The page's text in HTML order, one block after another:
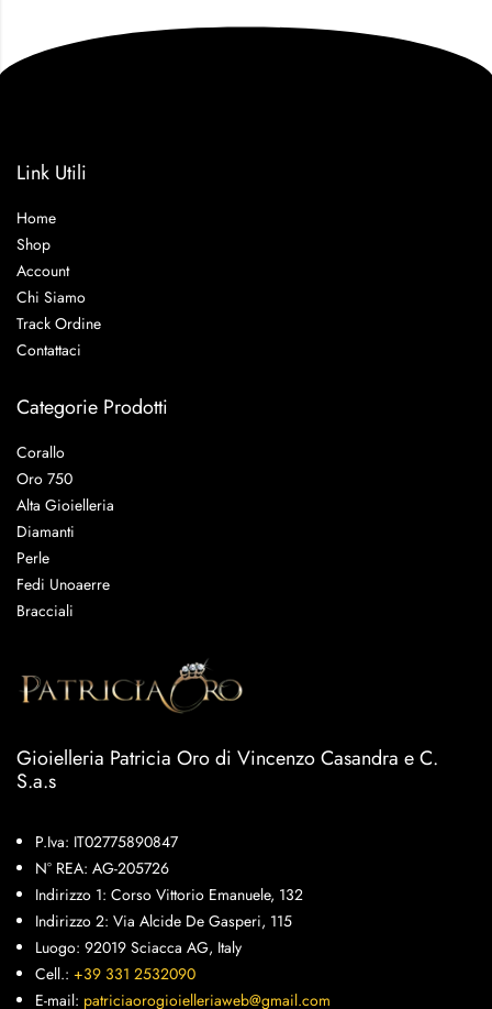
Gioielleria Patricia Oro di Vincenzo Casandra e C.
S.a.s
P.Iva: IT02775890847
N° REA: AG-205726
Indirizzo 1: Corso Vittorio Emanuele, 132
Indirizzo 2: Via Alcide De Gasperi, 115
Luogo: 92019 Sciacca AG, Italy
Cell.: +39 331 2532090
E-mail: patriciaorogioielleriaweb@gmail.com
Categorie Prodotti
Corallo
Oro 750
Alta Gioielleria
Diamanti
Perle
Fedi Unoaerre
Bracciali
Link Utili
Home
Shop
Account
Chi Siamo
Track Ordine
Contattaci